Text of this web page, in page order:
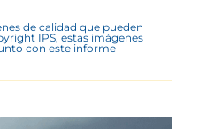
de calidad que pueden
IPS, estas imágenes
con este informe